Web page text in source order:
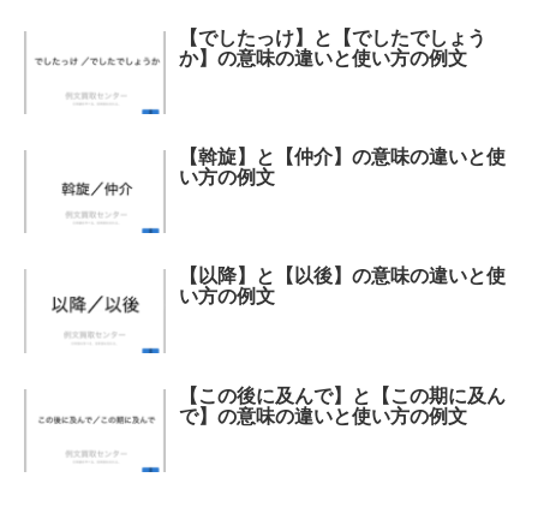
【でしたっけ】と【でしたでしょう
か】の意味の違いと使い方の例文
【斡旋】と【仲介】の意味の違いと使
い方の例文
【以降】と【以後】の意味の違いと使
い方の例文
【この後に及んで】と【この期に及ん
で】の意味の違いと使い方の例文